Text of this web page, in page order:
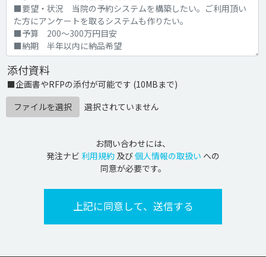
添付資料
■企画書やRFPの添付が可能です (10MBまで)
ファイルを選択
選択されていません
お問い合わせには、
発注ナビ 利用規約 及び個人情報の取扱い への
同意が必要です。